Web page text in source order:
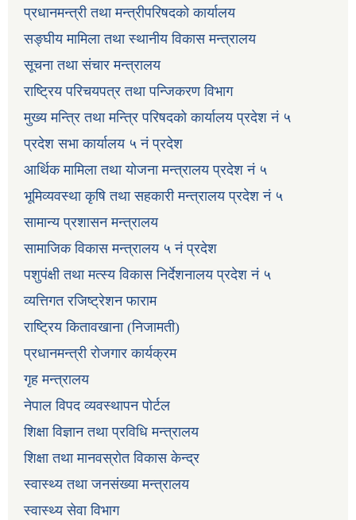
प्रधानमन्त्री तथा मन्त्रीपरिषदको कार्यालय
सङ्घीय मामिला तथा स्थानीय विकास मन्त्रालय
सूचना तथा संचार मन्त्रालय
राष्ट्रिय परिचयपत्र तथा पन्जिकरण विभाग
मुख्य मन्त्रि तथा मन्त्रि परिषदको कार्यालय प्रदेश नं ५
प्रदेश सभा कार्यालय ५ नं प्रदेश
आर्थिक मामिला तथा योजना मन्त्रालय प्रदेश नं ५
भूमिव्यवस्था कृषि तथा सहकारी मन्त्रालय प्रदेश नं ५
सामान्य प्रशासन मन्त्रालय
सामाजिक विकास मन्त्रालय ५ नं प्रदेश
पशुपंक्षी तथा मत्स्य विकास निर्देशनालय प्रदेश नं ५
व्यत्तिगत रजिष्ट्रेशन फाराम
राष्ट्रिय कितावखाना (निजामती)
प्रधानमन्त्री रोजगार कार्यक्रम
गृह मन्त्रालय
नेपाल विपद व्यवस्थापन पोर्टल
शिक्षा विज्ञान तथा प्रविधि मन्त्रालय
शिक्षा तथा मानवस्रोत विकास केन्द्र
स्वास्थ्य तथा जनसंख्या मन्त्रालय
स्वास्थ्य सेवा विभाग